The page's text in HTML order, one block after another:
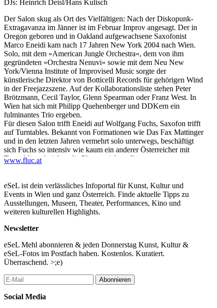
DJs: Heinrich Deisl/Hans Kulisch
Der Salon skug als Ort des Vielfältigen: Nach der Diskopunk-
Extragavanza im Jänner ist im Februar Improv angesagt. Der in
Oregon geboren und in Oakland aufgewachsene Saxofonist
Marco Eneidi kam nach 17 Jahren New York 2004 nach Wien.
Solo, mit dem »American Jungle Orchestra«, dem von ihm
gegründeten »Orchestra Nenuvi« sowie mit dem Neu New
York/Vienna Institute of Improvised Music sorgte der
künstlerische Direktor von Botticelli Records für gehörigen Wind
in der Freejazzszene. Auf der Kollaborationsliste stehen Peter
Brötzmann, Cecil Taylor, Glenn Spearman oder Franz West. In
Wien hat sich mit Philipp Quehenberger und DDKern ein
fulminantes Trio ergeben.
Für diesen Salon trifft Eneidi auf Wolfgang Fuchs, Saxofon trifft
auf Turntables. Bekannt von Formationen wie Das Fax Mattinger
und in den letzten Jahren vermehrt solo unterwegs, beschäftigt
sich Fuchs so intensiv wie kaum ein anderer Österreicher mit
Turntablism, bei dem die Plattenspieler selbst zum
Dekonstruktionen von Hans Kulisch aka Aleatoric DJ.
http://turntabling.firstfloor.org/
http://www.myspace.com/marcoeneidi/
www.fluc.at
eSeL ist dein verlässliches Infoportal für Kunst, Kultur und
Events in Wien und ganz Österreich. Finde aktuelle Tipps zu
Ausstellungen, Museen, Theater, Performances, Kino und
weiteren kulturellen Highlights.
Newsletter
eSeL Mehl abonnieren & jeden Donnerstag Kunst, Kultur &
eSeL-Fotos im Postfach haben. Kostenlos. Kuratiert.
Überraschend. >;e)
Abonnieren
Social Media